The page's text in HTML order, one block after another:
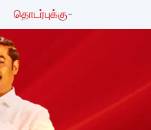
தொடர்புக்கு-